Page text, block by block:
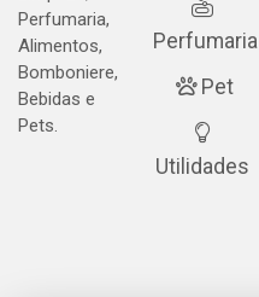
Perfumaria,
Alimentos,
Bomboniere,
Bebidas e
Pets.
Perfumaria
Pet
Utilidades